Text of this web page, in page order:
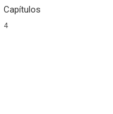
Capítulos
4